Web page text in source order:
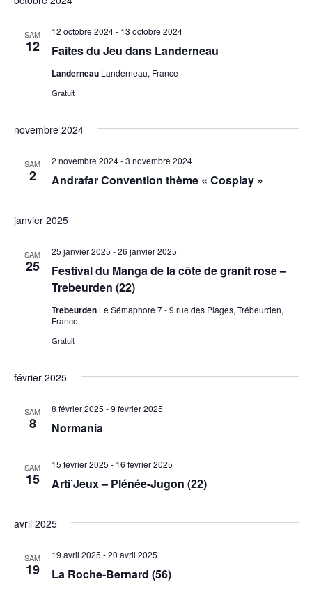
SAM
12 Faites du Jeu dans Landerneau
12 octobre 2024- 13 octobre 2024
Landerneau Landerneau, France
Gratuit
novembre 2024
SAM
2 Andrafar Convention thème « Cosplay »
2 novembre 2024-3 novembre 2024
janvier 2025
SAM
25
Festival du Manga de la côte de granit rose –
Trebeurden (22)
25 janvier 2025 -26 janvier 2025
Trebeurden Le Sémaphore 7 - 9 rue des Plages, Trébeurden,
France
Gratuit
février 2025
SAM
8 Normania
8 février 2025 -9 février 2025
SAM
15 Arti’Jeux – Plénée-Jugon (22)
15 février 2025 - 16 février 2025
avril 2025
SAM
19 La Roche-Bernard (56)
19 avril 2025 -20 avril 2025